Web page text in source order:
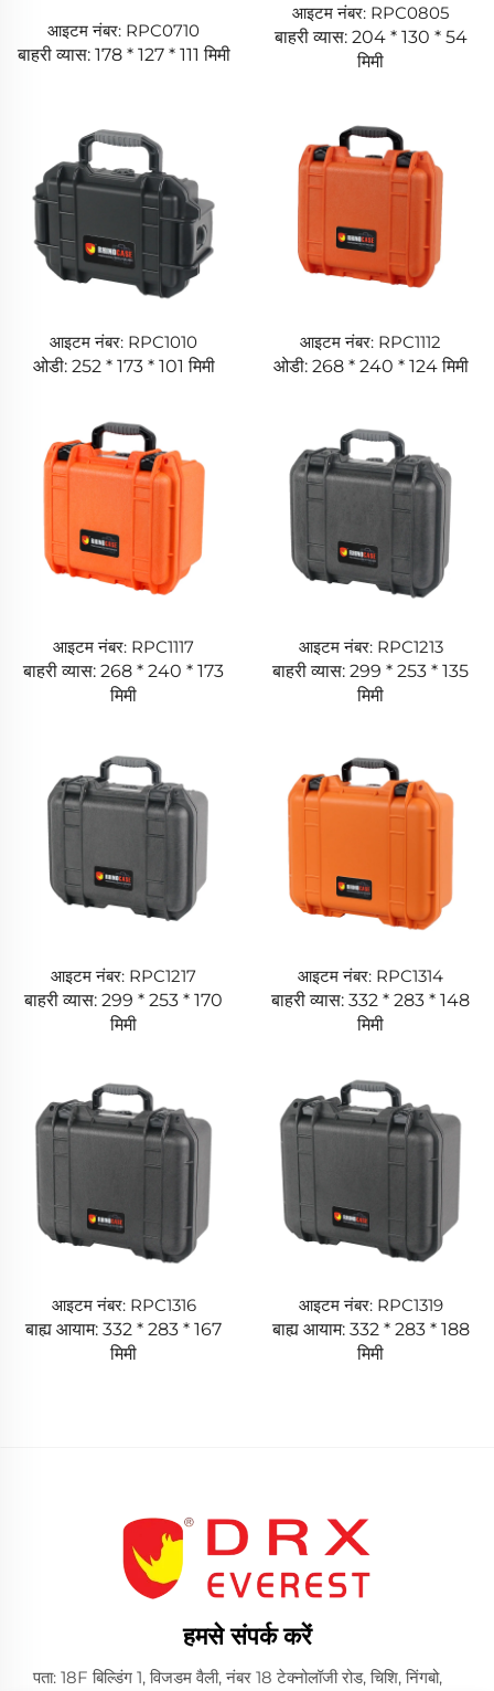
आइटम नंबर: RPC0710
बाहरी व्यास: 178 * 127 * 111 मिमी
आइटम नंबर: RPC0805
बाहरी व्यास: 204 * 130 * 54
मिमी
आइटम नंबर: RPC1010
ओडी: 252 * 173 * 101 मिमी
आइटम नंबर: RPC1112
ओडी: 268 * 240 * 124 मिमी
आइटम नंबर: RPC1117
बाहरी व्यास: 268 * 240 * 173
मिमी
आइटम नंबर: RPC1213
बाहरी व्यास: 299 * 253 * 135
मिमी
आइटम नंबर: RPC1217
बाहरी व्यास: 299 * 253 * 170
मिमी
आइटम नंबर: RPC1314
बाहरी व्यास: 332 * 283 * 148
मिमी
आइटम नंबर: RPC1316
बाह्य आयाम: 332 * 283 * 167
मिमी
आइटम नंबर: RPC1319
बाह्य आयाम: 332 * 283 * 188
मिमी
हमसे संपर्क करें
पता: 18F बिल्डिंग 1, विजडम वैली, नंबर 18 टेक्नोलॉजी रोड, चिशि, निंगबो,